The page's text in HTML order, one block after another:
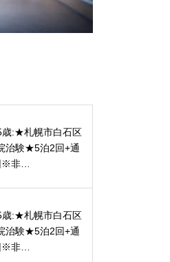
歳:★札幌市白石区
治験★5泊2回+通
※非…
歳:★札幌市白石区
治験★5泊2回+通
※非…